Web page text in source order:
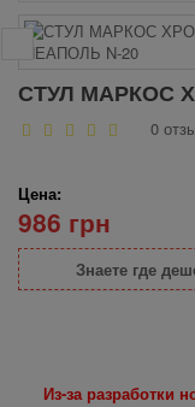
СТУЛ МАРКОС
0
Цена:
986 грн
Знаете где
Из-за разработки